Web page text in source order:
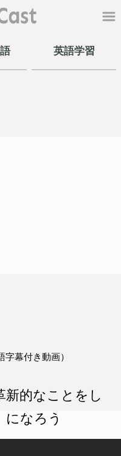
英語学習
幕付き動画）
新的なことをし
になろう